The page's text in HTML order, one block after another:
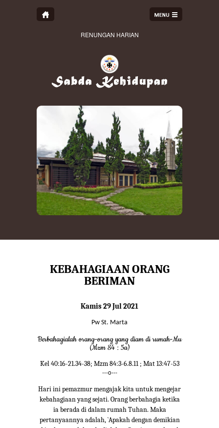
RENUNGAN HARIAN
KEBAHAGIAAN ORANG
BERIMAN
Kamis 29 Jul 2021
Pw St. Marta
Berbahagialah orang-orang yang diam di rumah-Mu
(Mzm 84 : 5a)
Kel 40:16-21.34-38; Mzm 84:3-6.8.11 ; Mat 13:47-53
---o---
Hari ini pemazmur mengajak kita untuk mengejar
kebahagiaan yang sejati. Orang berbahagia ketika
ia berada di dalam rumah Tuhan. Maka
pertanyaannya adalah, `Apakah dengan demikian